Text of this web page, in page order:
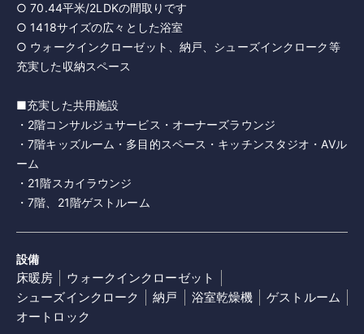
○ 70.44平米/2LDKの間取りです
○ 1418サイズの広々とした浴室
○ ウォークインクローゼット、納戸、シューズインクローク等
充実した収納スペース
■充実した共用施設
・2階コンサルジュサービス・オーナーズラウンジ
・7階キッズルーム・多目的スペース・キッチンスタジオ・AVル
ーム
・21階スカイラウンジ
・7階、21階ゲストルーム
設備
床暖房
ウォークインクローゼット
シューズインクローク
納戸 浴室乾燥機
ゲストルーム
オートロック